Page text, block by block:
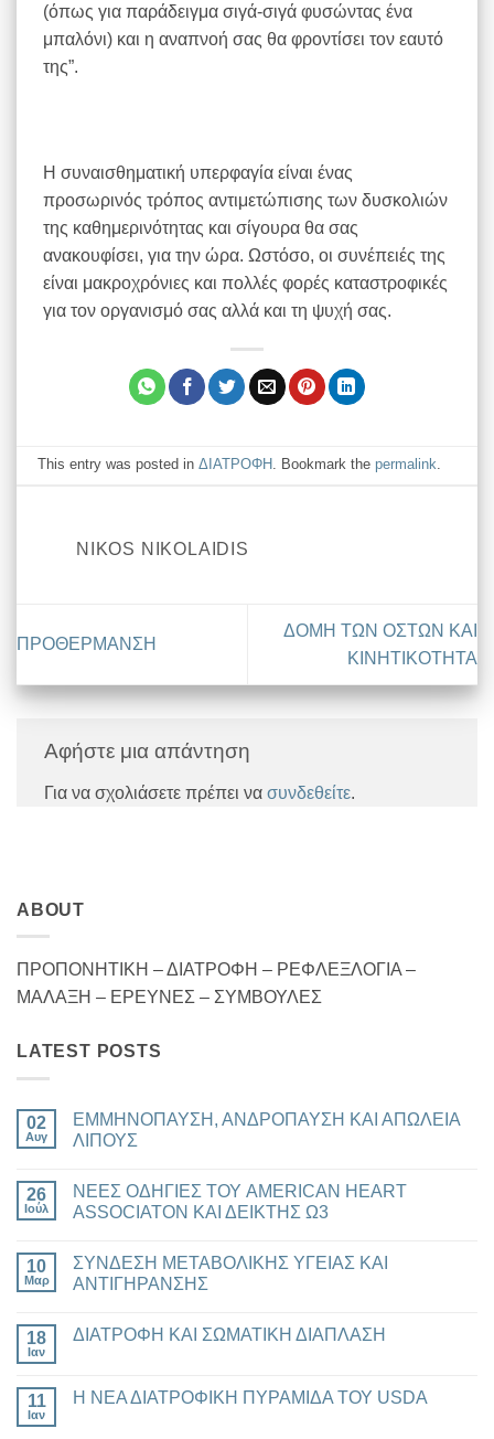
(όπως για παράδειγμα σιγά-σιγά φυσώντας ένα
μπαλόνι) και η αναπνοή σας θα φροντίσει τον εαυτό
της”.
Η συναισθηματική υπερφαγία είναι ένας
προσωρινός τρόπος αντιμετώπισης των δυσκολιών
της καθημερινότητας και σίγουρα θα σας
ανακουφίσει, για την ώρα. Ωστόσο, οι συνέπειές της
είναι μακροχρόνιες και πολλές φορές καταστροφικές
για τον οργανισμό σας αλλά και τη ψυχή σας.
This entry was posted inΔΙΑΤΡΟΦΗ . Bookmark thepermalink.
NIKOS NIKOLAIDIS
ΠΡΟΘΕΡΜΑΝΣΗ
ΔΟΜΗ ΤΩΝ ΟΣΤΩΝ ΚΑΙ
ΚΙΝΗΤΙΚΟΤΗΤΑ
Αφήστε μια απάντηση
Για να σχολιάσετε πρέπει να συνδεθείτε.
ABOUT
ΠΡΟΠΟΝΗΤΙΚΗ – ΔΙΑΤΡΟΦΗ – ΡΕΦΛΕΞΛΟΓΙΑ –
ΜΑΛΑΞΗ – ΕΡΕΥΝΕΣ – ΣΥΜΒΟΥΛΕΣ
LATEST POSTS
02
Αυγ
ΕΜΜΗΝΟΠΑΥΣΗ, ΑΝΔΡΟΠΑΥΣΗ ΚΑΙ ΑΠΩΛΕΙΑ
ΛΙΠΟΥΣ
σχόλια
στο
ΕΜΜΗΝΟΠΑΥΣΗ,
ΑΠΩΛΕΙΑ
ΛΙΠΟΥΣ
26
Ιούλ
ΝΕΕΣ ΟΔΗΓΙΕΣ ΤΟΥ AMERICAN HEART
ASSOCIATON ΚΑΙ ΔΕΙΚΤΗΣ Ω3
σχόλια
στο
ΝΕΕΣ
AMERICAN
ΔΕΙΚΤΗΣ
Ω3
10
Μαρ
ΣΥΝΔΕΣΗ ΜΕΤΑΒΟΛΙΚΗΣ ΥΓΕΙΑΣ ΚΑΙ
ΑΝΤΙΓΗΡΑΝΣΗΣ
σχόλια
ΥΓΕΙΑΣ
ΚΑΙ
18
Ιαν
ΔΙΑΤΡΟΦΗ ΚΑΙ ΣΩΜΑΤΙΚΗ ΔΙΑΠΛΑΣΗ
στο
11
Ιαν
Η ΝΕΑ ΔΙΑΤΡΟΦΙΚΗ ΠΥΡΑΜΙΔΑ ΤΟΥ USDA